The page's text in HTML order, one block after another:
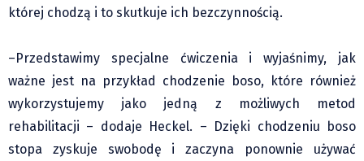
której chodzą i to skutkuje ich bezczynnością.
–Przedstawimy specjalne ćwiczenia i wyjaśnimy, jak
ważne jest na przykład chodzenie boso, które również
wykorzystujemy jako jedną z możliwych metod
rehabilitacji – dodaje Heckel. – Dzięki chodzeniu boso
stopa zyskuje swobodę i zaczyna ponownie używać